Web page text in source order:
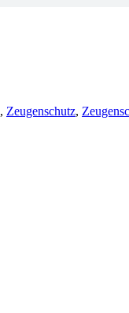
, Zeugenschutz,